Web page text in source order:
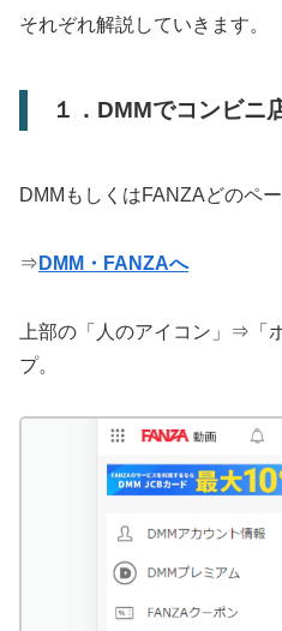
それぞれ解説していきます。
１．DMMでコンビニ
DMMもしくはFANZAどのペ
⇒ DMM・FANZAへ
上部の「人のアイコン」⇒「
プ。